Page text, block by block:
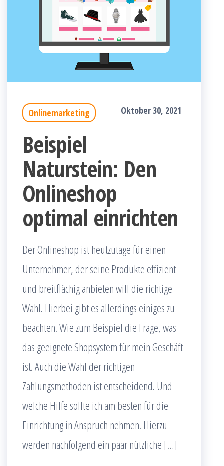
Onlinemarketing Oktober 30, 2021
Beispiel
Naturstein: Den
Onlineshop
optimal einrichten
Der Onlineshop ist heutzutage für einen
Unternehmer, der seine Produkte effizient
und breitflächig anbieten will die richtige
Wahl. Hierbei gibt es allerdings einiges zu
beachten. Wie zum Beispiel die Frage, was
das geeignete Shopsystem für mein Geschäft
ist. Auch die Wahl der richtigen
Zahlungsmethoden ist entscheidend. Und
welche Hilfe sollte ich am besten für die
Einrichtung in Anspruch nehmen. Hierzu
werden nachfolgend ein paar nützliche […]